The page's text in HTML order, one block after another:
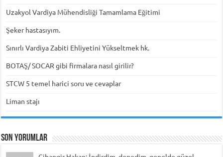
Uzakyol Vardiya Mühendisliği Tamamlama Eğitimi
Şeker hastasıyım.
Sınırlı Vardiya Zabiti Ehliyetini Yükseltmek hk.
BOTAŞ/ SOCAR gibi firmalara nasıl girilir?
STCW 5 temel harici soru ve cevaplar
Liman stajı
Son Yorumlar